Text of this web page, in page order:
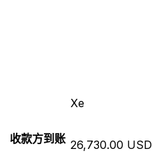
Xe
收款方到账 26,730.00 USD